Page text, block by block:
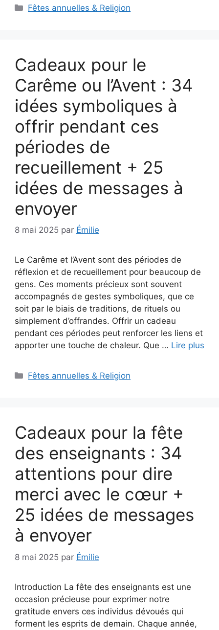
Catégories
Fêtes annuelles & Religion
Cadeaux pour le
Carême ou l’Avent : 34
idées symboliques à
offrir pendant ces
périodes de
recueillement + 25
idées de messages à
envoyer
8 mai 2025 par Émilie
Le Carême et l’Avent sont des périodes de
réflexion et de recueillement pour beaucoup de
gens. Ces moments précieux sont souvent
accompagnés de gestes symboliques, que ce
soit par le biais de traditions, de rituels ou
simplement d’offrandes. Offrir un cadeau
pendant ces périodes peut renforcer les liens et
apporter une touche de chaleur. Que … Lire plus
Catégories
Fêtes annuelles & Religion
Cadeaux pour la fête
des enseignants : 34
attentions pour dire
merci avec le cœur +
25 idées de messages
à envoyer
8 mai 2025 par Émilie
Introduction La fête des enseignants est une
occasion précieuse pour exprimer notre
gratitude envers ces individus dévoués qui
forment les esprits de demain. Chaque année,